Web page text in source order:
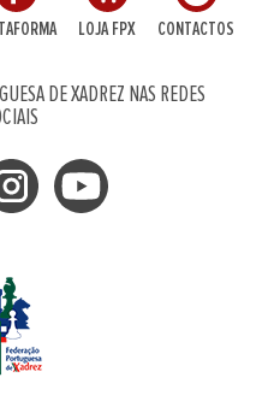
LOJA FPX CONTACTOS
DE XADREZ NAS REDES